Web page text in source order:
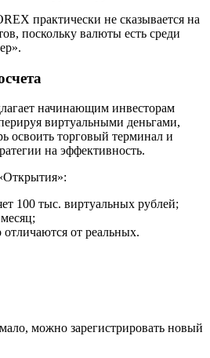
практически не сказывается на
поскольку валюты есть среди
начинающим инвесторам
виртуальными деньгами,
освоить торговый терминал и
на эффективность.
100 тыс. виртуальных рублей;
от реальных.
можно зарегистрировать новый